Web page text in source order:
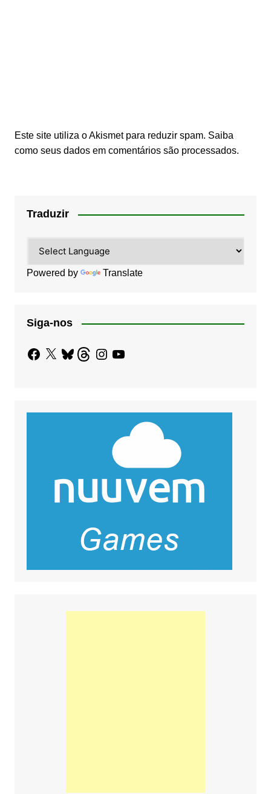
Este site utiliza o Akismet para reduzir spam. Saiba
como seus dados em comentários são processados.
Traduzir
Powered by Translate
Siga-nos
Facebook
X BlueskyThreadsInstagram
YouTube